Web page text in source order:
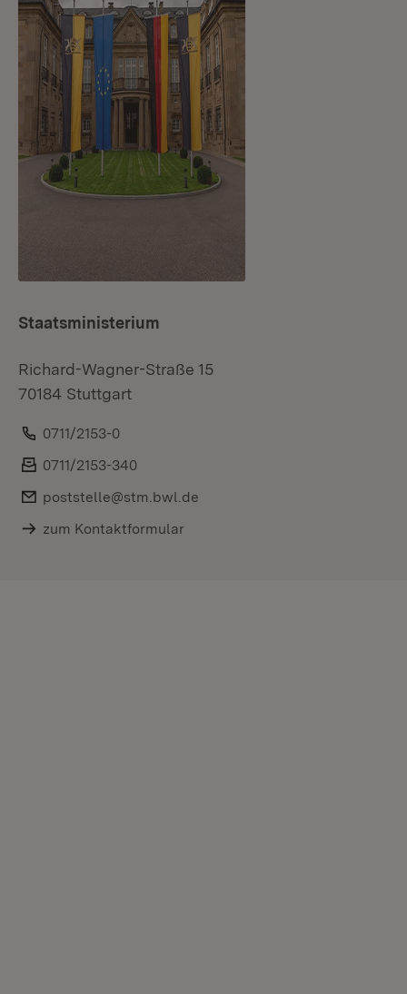
Staatsministerium
Richard-Wagner-Straße 15
70184 Stuttgart
Telefon:
0711/2153-0
Fax:
0711/2153-340
E-Mail:
poststelle@stm.bwl.de
zum Kontaktformular